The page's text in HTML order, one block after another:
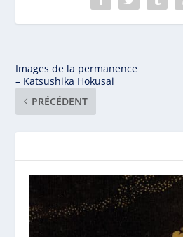
Images de la permanence
– Katsushika Hokusai
PRÉCÉDENT